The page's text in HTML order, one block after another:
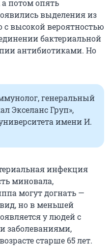
потом опять
выделения из
с высокой вероятностью
бактериальной
антибиотиками. Но
генеральный
Экселанс Груп»,
имени И.
инфекция
миновала,
могут догнать —
но в меньшей
у людей с
заболеваниями,
старше 65 лет.